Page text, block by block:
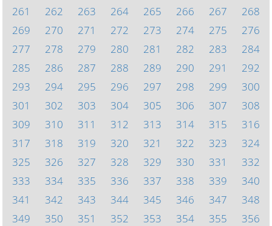
261
262 263 264 265 266 267
268
269
270 271 272 273 274 275
276
277
278 279 280 281 282 283
284
285
286 287 288 289 290 291
292
293
294 295 296 297 298 299
300
301
302 303 304 305 306 307
308
309
310 311 312 313 314 315
316
317
318 319 320 321 322 323
324
325
326 327 328 329 330 331
332
333
334 335 336 337 338 339
340
341
342 343 344 345 346 347
348
349
350 351 352 353 354 355 356